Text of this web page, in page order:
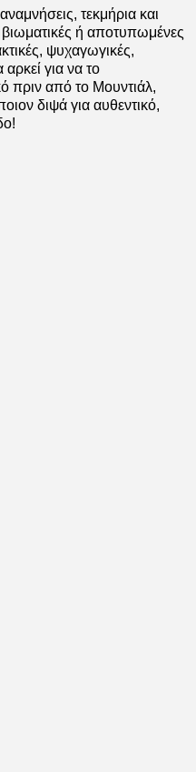
τεκμήρια και
ή αποτυπωμένες
ψυχαγωγικές,
για να το
πριν από το Μουντιάλ,
διψά για αυθεντικό,